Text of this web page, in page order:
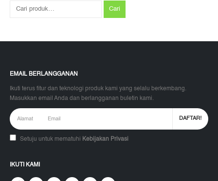
Cari
EMAIL BERLANGGANAN
Ikuti terus fitur dan teknologi produk kami yang selalu berkembang.
Masukkan email Anda dan berlangganan buletin kami.
Setuju untuk mematuhi Kebijakan Privasi
IKUTI KAMI